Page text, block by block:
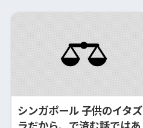
シンガポール 子供のイタズ